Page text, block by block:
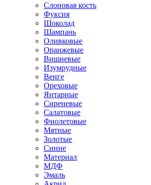
Слоновая кость
Фуксия
Шоколад
Шампань
Оливковые
Оранжевые
Вишневые
Изумрудные
Венге
Ореховые
Янтарные
Сиреневые
Салатовые
Фиолетовые
Мятные
Золотые
Синие
Материал
МДФ
Эмаль